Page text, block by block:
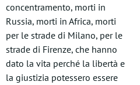
concentramento, morti in
Russia, morti in Africa, morti
per le strade di Milano, per le
strade di Firenze, che hanno
dato la vita perché la libertà e
la giustizia potessero essere